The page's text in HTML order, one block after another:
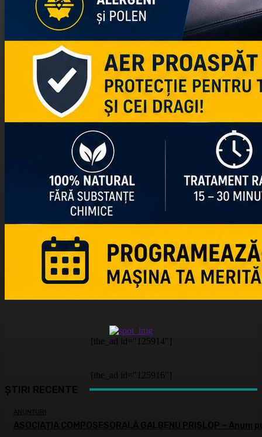
[the_ad id="125914"]
[the_ad id="125916"]
ȘTIRI RECENTE
ANUNȚURI
ASOCIAȚIA COMPOSESORALĂ GALBENU PRISLOP – Anunţ